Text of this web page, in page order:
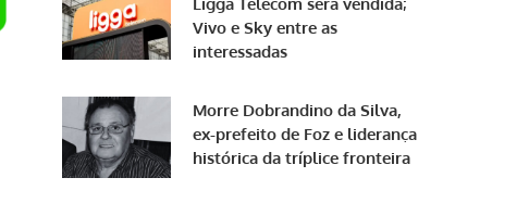
Vivo e Sky entre as
interessadas
Morre Dobrandino da Silva,
ex-prefeito de Foz e liderança
histórica da tríplice fronteira